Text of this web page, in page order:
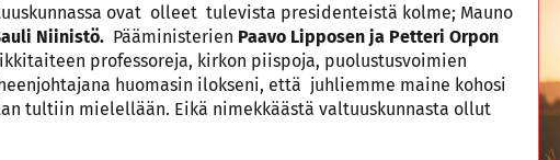
ovat olleet tulevista presidenteistä kolme; Mauno
Niinistö. Pääministerien Paavo Lipposen ja Petteri Orpon
professoreja, kirkon piispoja, puolustusvoimien
huomasin ilokseni, että juhliemme maine kohosi
tultiin mielellään. Eikä nimekkäästä valtuuskunnasta ollut